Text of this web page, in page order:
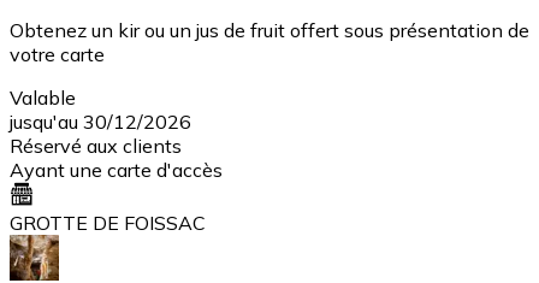
Obtenez un kir ou un jus de fruit offert sous présentation de
votre carte
Valable
jusqu'au 30/12/2026
Réservé aux clients
Ayant une carte d'accès
GROTTE DE FOISSAC